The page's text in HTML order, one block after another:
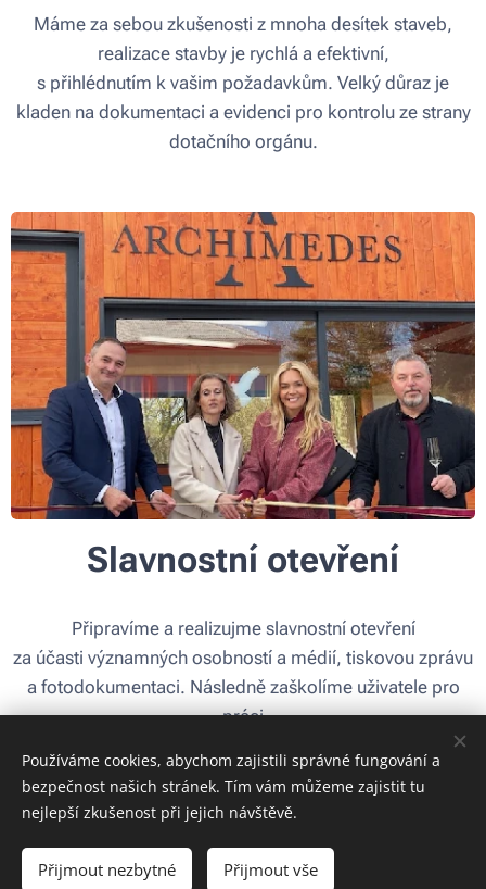
Máme za sebou zkušenosti z mnoha desítek staveb,
realizace stavby je rychlá a efektivní,
s přihlédnutím k vašim požadavkům. Velký důraz je
kladen na dokumentaci a evidenci pro kontrolu ze strany
dotačního orgánu.
Slavnostní otevření
Připravíme a realizujme slavnostní otevření
za účasti významných osobností a médií, tiskovou zprávu
a fotodokumentaci. Následně zaškolíme uživatele pro
práci
Používáme cookies, abychom zajistili správné fungování a
bezpečnost našich stránek. Tím vám můžeme zajistit tu
nejlepší zkušenost při jejich návštěvě.
Přijmout nezbytné Přijmout vše